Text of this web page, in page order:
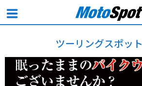
ツーリングスポット